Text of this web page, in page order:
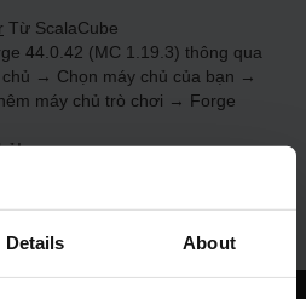
Details About
Từ ScalaCube
44.0.42 (MC 1.19.3) thông qua
chủ → Chọn máy chủ của bạn →
máy chủ trò chơi → Forge